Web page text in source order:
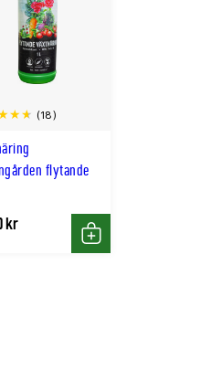
Ø30cm
Ø40cm
Ø45cm
Ø60cm
flytande
(18)
kr
Köp